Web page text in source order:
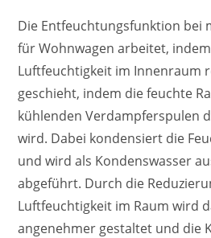
Die Entfeuchtungsfunktion bei
für Wohnwagen arbeitet,
Luftfeuchtigkeit im Innenraum
geschieht, indem die feuchte
kühlenden Verdampferspulen
wird. Dabei kondensiert die
und wird als Kondenswasser
abgeführt. Durch die
Luftfeuchtigkeit im Raum wird
angenehmer gestaltet und die